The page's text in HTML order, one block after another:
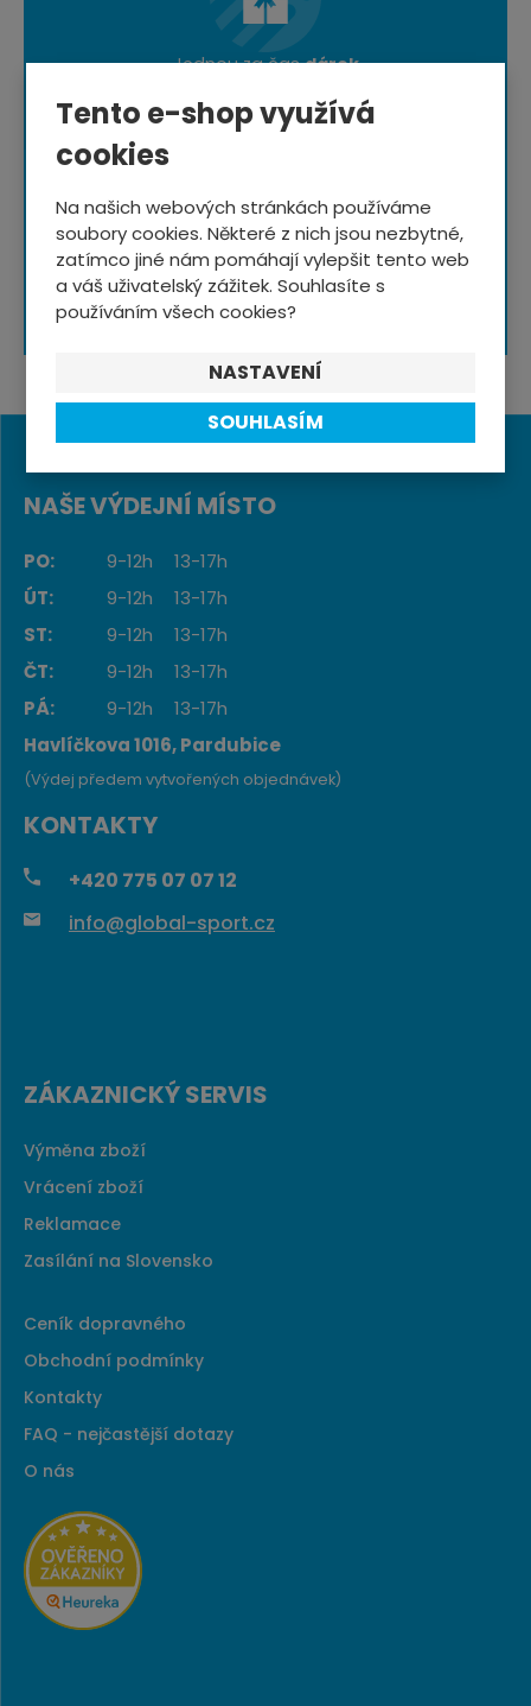
Tento e-shop využívá
cookies
Na našich webových stránkách používáme
soubory cookies. Některé z nich jsou nezbytné,
zatímco jiné nám pomáhají vylepšit tento web
a váš uživatelský zážitek. Souhlasíte s
používáním všech cookies?
NASTAVENÍ
SOUHLASÍM
Jednou za časdárek
NOVINKY NA E-MAIL
Souhlasím se zpracováním osobních údajů
NAŠE VÝDEJNÍ MÍSTO
PO: 9-12h
13-17h
ÚT:
9-12h
13-17h
ST:
9-12h
13-17h
ČT:
9-12h
13-17h
PÁ:
9-12h
13-17h
Havlíčkova 1016, Pardubice
KONTAKTY
+420 775 07 07 12
info@global-sport.cz
(Výdej předem vytvořených objednávek)
ZÁKAZNICKÝ SERVIS
Výměna zboží
Vrácení zboží
Reklamace
Zasílání na Slovensko
Ceník dopravného
Obchodní podmínky
Kontakty
FAQ - nejčastější dotazy
O nás